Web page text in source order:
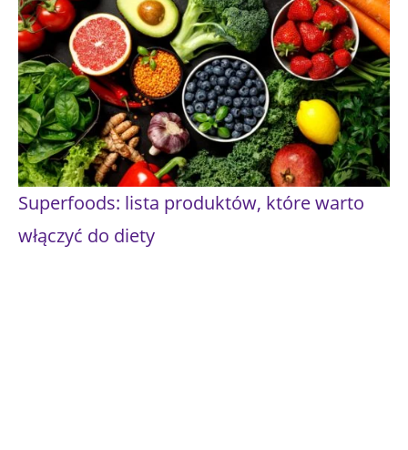
Superfoods: lista produktów, które warto
włączyć do diety